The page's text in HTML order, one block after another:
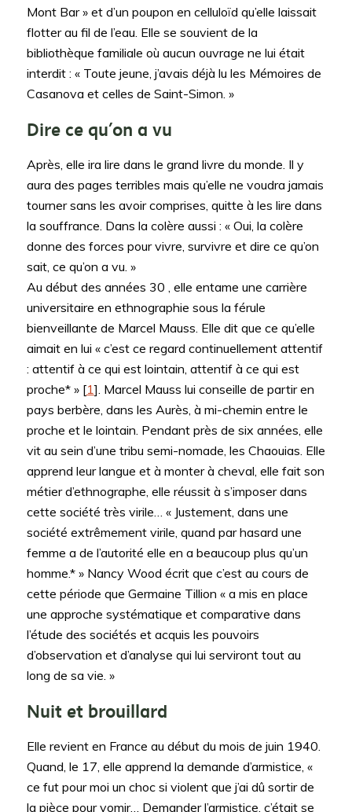
Mont Bar » et d’un poupon en celluloïd qu’elle laissait
flotter au fil de l’eau. Elle se souvient de la
bibliothèque familiale où aucun ouvrage ne lui était
interdit : « Toute jeune, j’avais déjà lu les Mémoires de
Casanova et celles de Saint-Simon. »
Dire ce qu’on a vu
Après, elle ira lire dans le grand livre du monde. Il y
aura des pages terribles mais qu’elle ne voudra jamais
tourner sans les avoir comprises, quitte à les lire dans
la souffrance. Dans la colère aussi : « Oui, la colère
donne des forces pour vivre, survivre et dire ce qu’on
sait, ce qu’on a vu. »
Au début des années 30 , elle entame une carrière
universitaire en ethnographie sous la férule
bienveillante de Marcel Mauss. Elle dit que ce qu’elle
aimait en lui « c’est ce regard continuellement attentif
: attentif à ce qui est lointain, attentif à ce qui est
proche* » [1]. Marcel Mauss lui conseille de partir en
pays berbère, dans les Aurès, à mi-chemin entre le
proche et le lointain. Pendant près de six années, elle
vit au sein d’une tribu semi-nomade, les Chaouias. Elle
apprend leur langue et à monter à cheval, elle fait son
métier d’ethnographe, elle réussit à s’imposer dans
cette société très virile… « Justement, dans une
société extrêmement virile, quand par hasard une
femme a de l’autorité elle en a beaucoup plus qu’un
homme.* » Nancy Wood écrit que c’est au cours de
cette période que Germaine Tillion « a mis en place
une approche systématique et comparative dans
l’étude des sociétés et acquis les pouvoirs
d’observation et d’analyse qui lui serviront tout au
long de sa vie. »
Nuit et brouillard
Elle revient en France au début du mois de juin 1940.
Quand, le 17, elle apprend la demande d’armistice, «
ce fut pour moi un choc si violent que j’ai dû sortir de
la pièce pour vomir… Demander l’armistice, c’était se